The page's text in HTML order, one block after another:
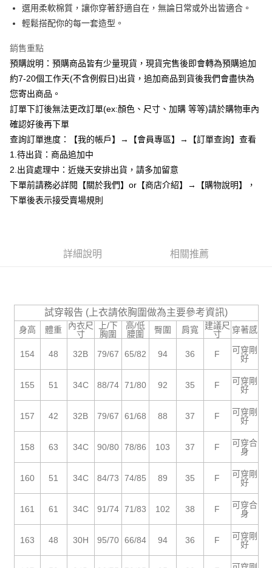
悠遊付
Google Pay
全支付
【關於「AFTEE先享後付」】
AFTEE先享後付是「在收到商品之後才付款」的支付方式。 讓您購物簡單
便利好安心！
１．簡單：不需註冊會員、不需綁卡、不需儲值。
２．便利：只要手機號碼，簡訊認證，即可結帳。
３．安心：先確認商品／服務後，再付款。
１．於結帳方式選擇「AFTEE先享後付」後，將跳轉至「AFTEE先享後付」
ATM／網路銀行／等多元方式進行付款，方視為交易完成。
※ 請注意：結帳手續完成當下不需立刻繳費，但若您需要取消訂單，請聯絡
客戶支援中心」https://netprotections.freshdesk.com/support/home
【注意事項】
１．透過由恩沛科技股份有限公司提供之「AFTEE先享後付」服務完成之交
易，需依本服務之必要範圍內提供個人資料，並將交易相關給付款項請求債
權轉讓予恩沛科技股份有限公司。
https://aftee.tw/terms/#terms3
３．未成年的使用者請事先徵得法定代理人或監護人之同意方可使用
「AFTEE先享後付」，若未經同意申辦者引起之損失，本公司不負相關責
４．使用「AFTEE先享後付」時，將依據個別帳號之用戶狀況，依本公司即
時審查核予不同之上限額度；若仍有額度不足之情形，本公司將視審查結果
恩沛科技股份有限公司將有權停止該用戶之使用額度並採取法律行動。
ATM付款
運送方式
全家付款取貨
每筆NT$85，滿NT$799(含以上)免運費
每筆NT$85，滿NT$799(含以上)免運費
宅配
海外宅配 查看運費
選用柔軟棉質，讓你穿著舒適自在，無論日常或外出皆適合。
輕鬆搭配你的每一套造型。
銷售重點
預購說明：預購商品皆有少量現貨，現貨完售後即會轉為預購追加
約7-20個工作天(不含例假日)出貨，追加商品到貨後我們會盡快為
您寄出商品。
訂單下訂後無法更改訂單(ex:顏色、尺寸、加購 等等)請於購物車內
確認好後再下單
查詢訂單進度：【我的帳戶】→【會員專區】→【訂單查詢】查看
1.待出貨：商品追加中
2.出貨處理中：近幾天安排出貨，請多加留意
下單前請務必詳閱【關於我們】or【商店介紹】→【購物說明】，
下單後表示接受賣場規則
詳細說明 相關推薦
試穿報告 (上衣請依胸圍做為主要參考資訊)
身高 體重
內衣尺
寸
上/下
胸圍
高/低
腰圍
臀圍 肩寬
建議尺
寸
穿著感
154 48 32B 79/67 65/82 94 36 F
可穿剛
好
155 51 34C 88/74 71/80 92 35 F
可穿剛
好
157 42 32B 79/67 61/68 88 37 F
可穿剛
好
158 63 34C 90/80 78/86 103 37 F
可穿合
身
160 51 34C 84/73 74/85 89 35 F
可穿剛
好
161 61 34C 91/74 71/83 102 38 F
可穿合
身
163 48 30H 95/70 66/84 94 36 F
可穿剛
好